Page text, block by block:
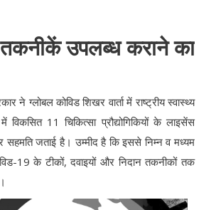
उपलब्ध कराने का
ने ग्लोबल कोविड शिखर वार्ता में राष्ट्रीय स्वास्थ्य
11 चिकित्सा प्रौद्योगिकियों के लाइसेंस
जताई है। उम्मीद है कि इससे निम्न व मध्यम
19 के टीकों, दवाइयों और निदान तकनीकों तक